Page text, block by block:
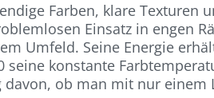
Farben, klare Texturen
Einsatz in engen
Umfeld. Seine Energie
seine konstante
ob man mit nur einem